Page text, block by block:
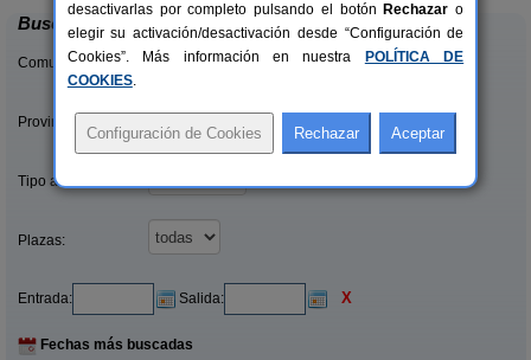
Buscar
Comunidades:
Provincias/Islas:
Tipo alquiler:
Plazas:
Entrada: Salida: X
Fechas más buscadas
desactivarlas por completo pulsando el botón Rechazar o
elegir su activación/desactivación desde “Configuración de
Cookies”. Más información en nuestra
POLÍTICA DE
COOKIES.